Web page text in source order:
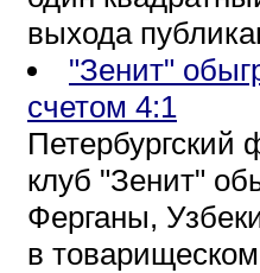
выхода
"Зенит"
счетом 4:1
Петербургский
клуб "Зенит"
Ферганы,
в